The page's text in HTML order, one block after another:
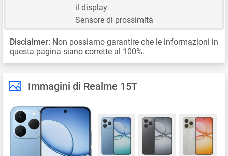
il display
Sensore di prossimità
Disclaimer: Non possiamo garantire che le informazioni in
questa pagina siano corrette al 100%.
Immagini di Realme 15T